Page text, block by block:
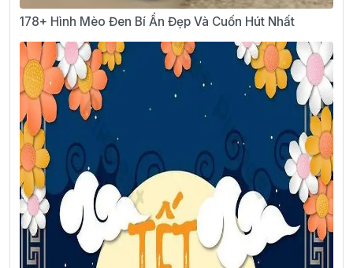
178+ Hình Mèo Đen Bí Ẩn Đẹp Và Cuốn Hút Nhất